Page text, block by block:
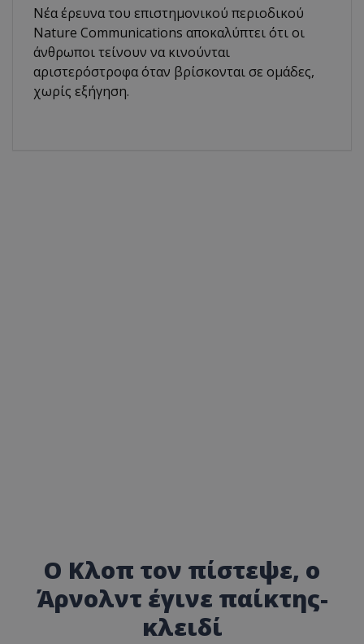
Νέα έρευνα του επιστημονικού περιοδικού
Nature Communications αποκαλύπτει ότι οι
άνθρωποι τείνουν να κινούνται
αριστερόστροφα όταν βρίσκονται σε ομάδες,
χωρίς εξήγηση.
Ο Κλοπ τον πίστεψε, ο
Άρνολντ έγινε παίκτης-
κλειδί